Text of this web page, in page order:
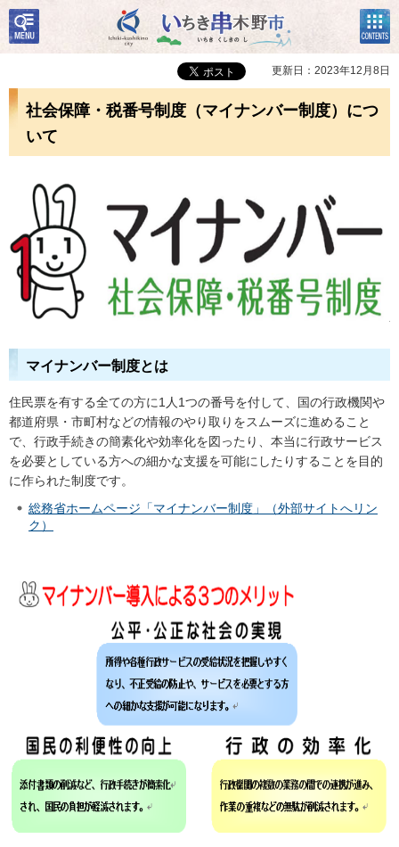
いちき串木野市
検
索・
共通
コン
テン
ツメ
ニュ
更新日：2023年12月8日
社会保障・税番号制度（マイナンバー制度）につ
いて
マイナンバー制度とは
住民票を有する全ての方に1人1つの番号を付して、国の行政機関や
都道府県・市町村などの情報のやり取りをスムーズに進めること
で、行政手続きの簡素化や効率化を図ったり、本当に行政サービス
を必要としている方への細かな支援を可能にしたりすることを目的
に作られた制度です。
総務省ホームページ「マイナンバー制度」（外部サイトへリン
ク）